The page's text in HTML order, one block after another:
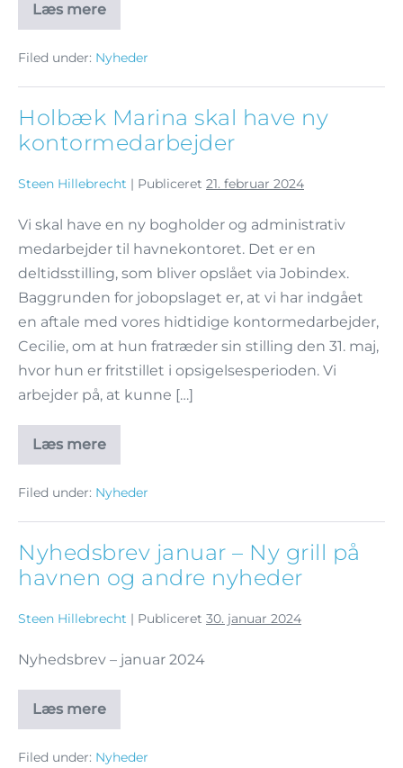
Læs mere
Filed under: Nyheder
Holbæk Marina skal have ny
kontormedarbejder
Steen Hillebrecht | Publiceret 21. februar 2024
Vi skal have en ny bogholder og administrativ
medarbejder til havnekontoret. Det er en
deltidsstilling, som bliver opslået via Jobindex.
Baggrunden for jobopslaget er, at vi har indgået
en aftale med vores hidtidige kontormedarbejder,
Cecilie, om at hun fratræder sin stilling den 31. maj,
hvor hun er fritstillet i opsigelsesperioden. Vi
arbejder på, at kunne […]
Læs mere
Filed under: Nyheder
Nyhedsbrev januar – Ny grill på
havnen og andre nyheder
Steen Hillebrecht | Publiceret 30. januar 2024
Nyhedsbrev – januar 2024
Læs mere
Filed under: Nyheder